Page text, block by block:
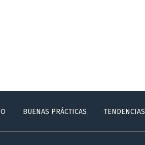
BUENAS PRÁCTICAS TENDENCIAS